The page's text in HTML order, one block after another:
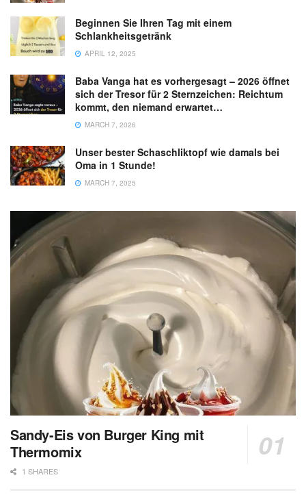
Beginnen Sie Ihren Tag mit einem
Schlankheitsgetränk
APRIL 12, 2025
Baba Vanga hat es vorhergesagt – 2026 öffnet
sich der Tresor für 2 Sternzeichen: Reichtum
kommt, den niemand erwartet…
MARCH 7, 2026
Unser bester Schaschliktopf wie damals bei
Oma in 1 Stunde!
MARCH 7, 2025
Sandy-Eis von Burger King mit
Thermomix
1 SHARES